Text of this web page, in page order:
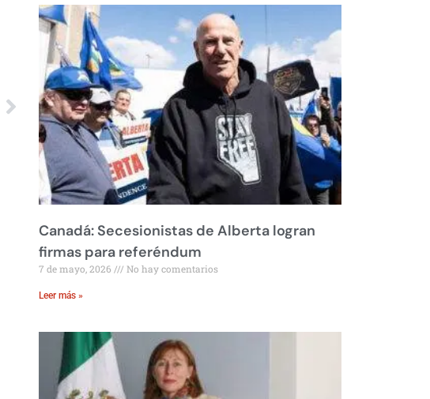
Canadá: Secesionistas de Alberta logran
firmas para referéndum
7 de mayo, 2026 No hay comentarios
Leer más »